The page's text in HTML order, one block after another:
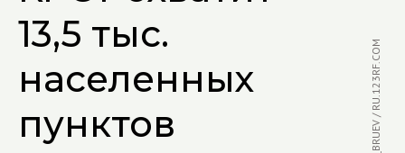
13,5 тыс.
населенных
пунктов